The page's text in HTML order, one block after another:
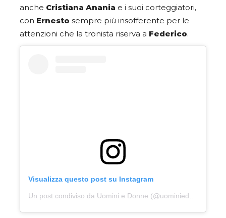
anche Cristiana Anania e i suoi corteggiatori,
con Ernesto sempre più insofferente per le
attenzioni che la tronista riserva a Federico.
Visualizza questo post su Instagram